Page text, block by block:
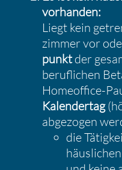
vorhanden:
Liegt kein
zimmer vor
punktder
beruf­li­chen
Homeof­fice-
Kalen­dertag
abgezogen
die